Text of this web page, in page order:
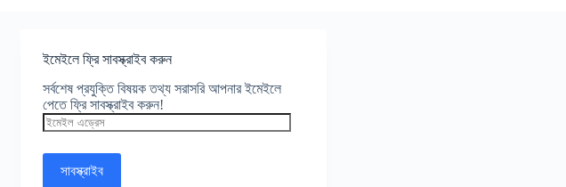
ইমেইলে ফ্রি সাবস্ক্রাইব করুন
সর্বশেষ প্রযুক্তি বিষয়ক তথ্য সরাসরি আপনার ইমেইলে
পেতে ফ্রি সাবস্ক্রাইব করুন!
ইমেইল
এড্রেস
সাবস্ক্রাইব